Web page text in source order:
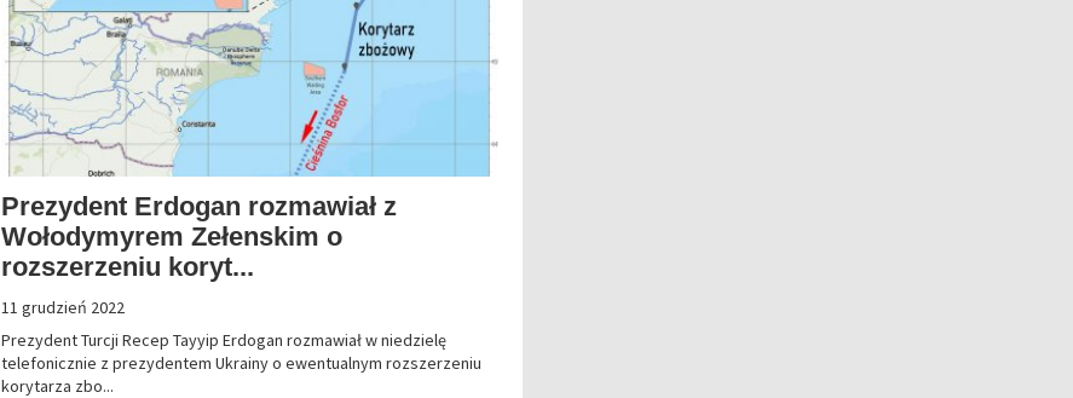
Prezydent Erdogan rozmawiał z
Wołodymyrem Zełenskim o
rozszerzeniu koryt...
11 grudzień 2022
Prezydent Turcji Recep Tayyip Erdogan rozmawiał w niedzielę
telefonicznie z prezydentem Ukrainy o ewentualnym rozszerzeniu
korytarza zbo...